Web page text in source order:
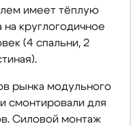
имеет тёплую
на круглогодичное
(4 спальни, 2
рынка модульного
смонтировали для
Силовой монтаж